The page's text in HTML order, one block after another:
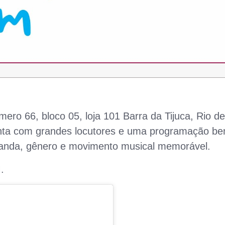
66, bloco 05, loja 101 Barra da Tijuca, Rio de
com grandes locutores e uma programação
gênero e movimento musical memorável.